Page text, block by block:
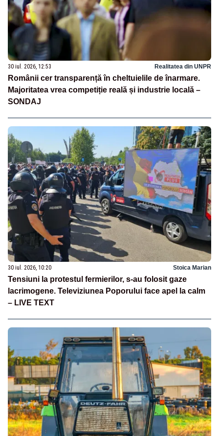
30 iul. 2026, 12:53 Realitatea din UNPR
Românii cer transparență în cheltuielile de înarmare.
Majoritatea vrea competiție reală și industrie locală –
SONDAJ
30 iul. 2026, 10:20 Stoica Marian
Tensiuni la protestul fermierilor, s-au folosit gaze
lacrimogene. Televiziunea Poporului face apel la calm
– LIVE TEXT